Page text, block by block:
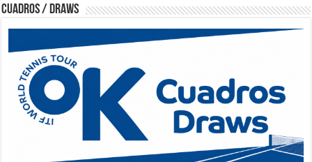
Cuadros / Draws